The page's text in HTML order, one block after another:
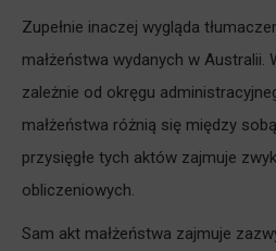
Zupełnie inaczej wygląda
małżeństwa wydanych w Australii.
zależnie od okręgu
małżeństwa różnią się między
przysięgłe tych aktów zajmuje
obliczeniowych.
Sam akt małżeństwa zajmuje